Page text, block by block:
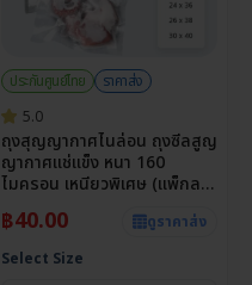
ประกันศูนย์ไทย
ราคาส่ง
5.0
ถุงสุญญากาศไนล่อน ถุงซีลสูญ
ญากาศแช่แข็ง หนา 160
ไมครอน เหนียวพิเศษ (แพ็กละ
฿40.00
ดูราคาส่ง
Select Size